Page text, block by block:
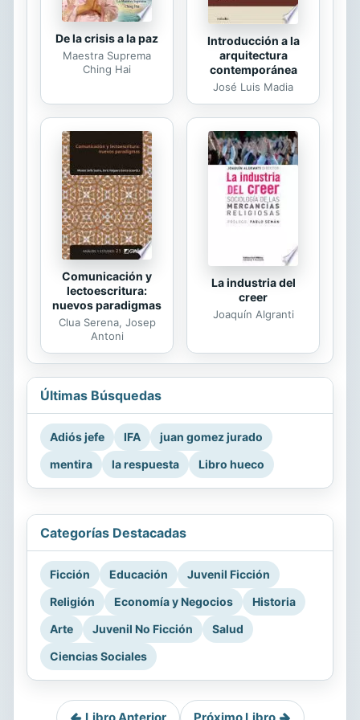
De la crisis a la paz
Maestra Suprema
Ching Hai
Introducción a la
arquitectura
contemporánea
José Luis Madia
Comunicación y
lectoescritura:
nuevos paradigmas
Clua Serena, Josep
Antoni
La industria del
creer
Joaquín Algranti
Últimas Búsquedas
Adiós jefe IFA
juan gomez jurado
mentira
la respuesta Libro hueco
Categorías Destacadas
Ficción Educación
Juvenil Ficción
Religión
Economía y Negocios
Historia
Arte
Juvenil No Ficción
Salud
Ciencias Sociales